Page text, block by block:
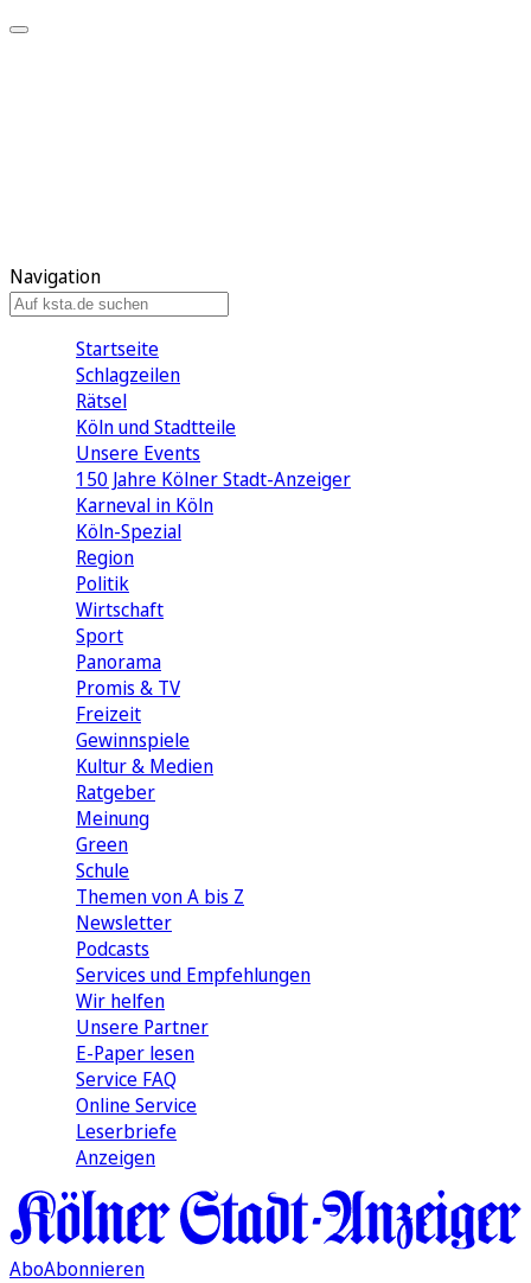
Navigation
Startseite
Schlagzeilen
Rätsel
Köln und Stadtteile
Unsere Events
150 Jahre Kölner Stadt-Anzeiger
Karneval in Köln
Köln-Spezial
Region
Politik
Wirtschaft
Sport
Panorama
Promis & TV
Freizeit
Gewinnspiele
Kultur & Medien
Ratgeber
Meinung
Green
Schule
Themen von A bis Z
Newsletter
Podcasts
Services und Empfehlungen
Wir helfen
Unsere Partner
E-Paper lesen
Service FAQ
Online Service
Leserbriefe
Anzeigen
AboAbonnieren